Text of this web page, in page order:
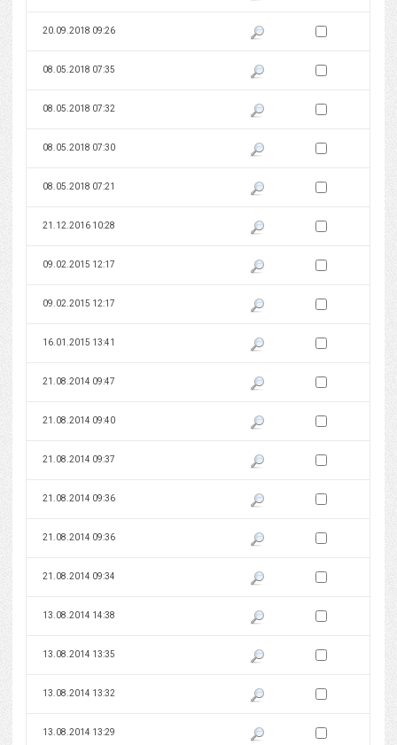
20.09.2018 09:26 Pokaż podgląd wersji z dnia
Zaznacz wersję do
08.05.2018 07:35 Pokaż podgląd wersji z dnia
Zaznacz wersję do
08.05.2018 07:32 Pokaż podgląd wersji z dnia
Zaznacz wersję do
08.05.2018 07:30 Pokaż podgląd wersji z dnia
Zaznacz wersję do
08.05.2018 07:21 Pokaż podgląd wersji z dnia
Zaznacz wersję do
21.12.2016 10:28 Pokaż podgląd wersji z dnia
Zaznacz wersję do
09.02.2015 12:17 Pokaż podgląd wersji z dnia
Zaznacz wersję do
09.02.2015 12:17 Pokaż podgląd wersji z dnia
Zaznacz wersję do
16.01.2015 13:41 Pokaż podgląd wersji z dnia
Zaznacz wersję do
21.08.2014 09:47 Pokaż podgląd wersji z dnia
Zaznacz wersję do
21.08.2014 09:40 Pokaż podgląd wersji z dnia
Zaznacz wersję do
21.08.2014 09:37 Pokaż podgląd wersji z dnia
Zaznacz wersję do
21.08.2014 09:36 Pokaż podgląd wersji z dnia
Zaznacz wersję do
21.08.2014 09:36 Pokaż podgląd wersji z dnia
Zaznacz wersję do
21.08.2014 09:34 Pokaż podgląd wersji z dnia
Zaznacz wersję do
13.08.2014 14:38 Pokaż podgląd wersji z dnia
Zaznacz wersję do
13.08.2014 13:35 Pokaż podgląd wersji z dnia
Zaznacz wersję do
13.08.2014 13:32 Pokaż podgląd wersji z dnia
Zaznacz wersję do
13.08.2014 13:29 Pokaż podgląd wersji z dnia
Zaznacz wersję do